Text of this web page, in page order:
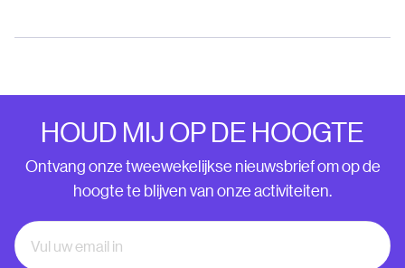
HOUD MIJ OP DE HOOGTE
Ontvang onze tweewekelijkse nieuwsbrief om op de
hoogte te blijven van onze activiteiten.